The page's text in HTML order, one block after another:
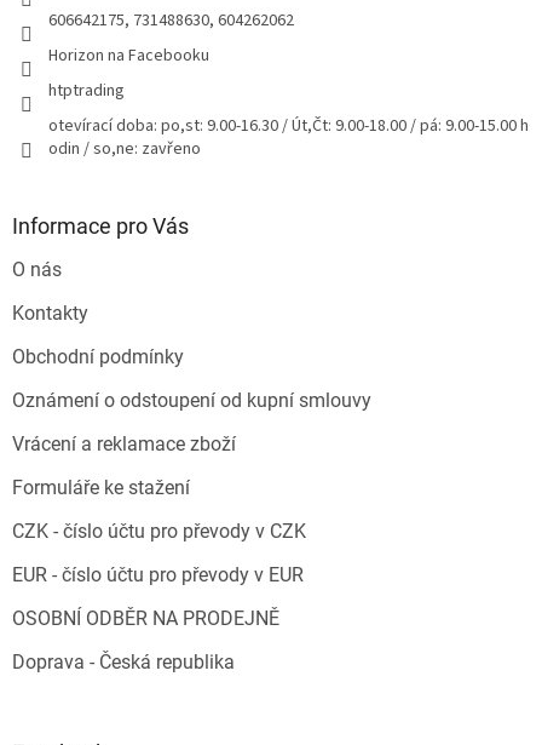
606642175, 731488630, 604262062
Horizon na Facebooku
htptrading
otevírací doba: po,st: 9.00-16.30 / Út,Čt: 9.00-18.00 / pá: 9.00-15.00 h
odin / so,ne: zavřeno
Informace pro Vás
O nás
Kontakty
Obchodní podmínky
Oznámení o odstoupení od kupní smlouvy
Vrácení a reklamace zboží
Formuláře ke stažení
CZK - číslo účtu pro převody v CZK
EUR - číslo účtu pro převody v EUR
OSOBNÍ ODBĚR NA PRODEJNĚ
Doprava - Česká republika